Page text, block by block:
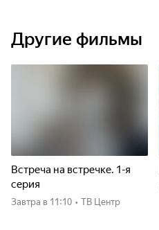
Другие фильмы
Встреча на встречке. 1-я
серия
Завтра в 11:10 • ТВ Центр